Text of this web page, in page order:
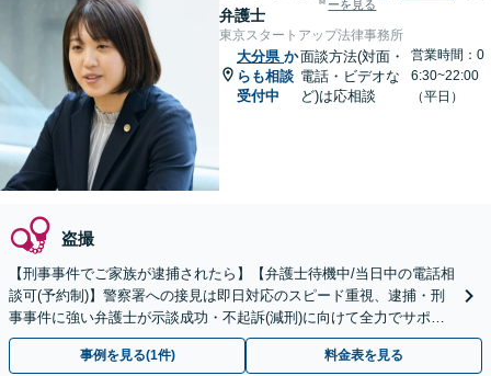
弁護士
ーを見る
東京スタートアップ法律事務所
大分県 か
らも相談
受付中
面談方法(対面・
電話・ビデオな
ど)は応相談
営業時間：0
6:30~22:00
（平日）
盗撮
【刑事事件でご家族が逮捕されたら】【弁護士待機中/当日中の電話相
談可(予約制)】警察署への接見は即日対応のスピード重視、逮捕・刑
事事件に強い弁護士が示談成功・不起訴(減刑)に向けて全力でサポー
トします。【加害者側の相談専門】
事例を見る(1件) 料金表を見る